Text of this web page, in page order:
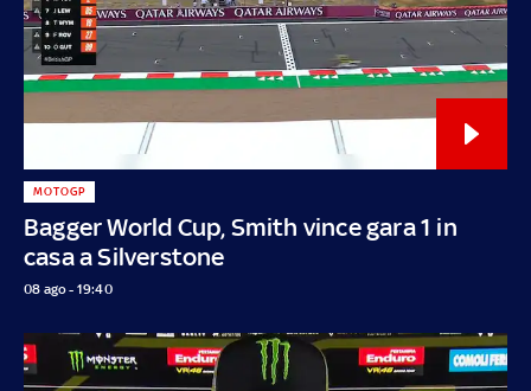
Bagger World Cup, Smith vince gara 1 in
casa a Silverstone
MOTOGP
08 ago - 19:40